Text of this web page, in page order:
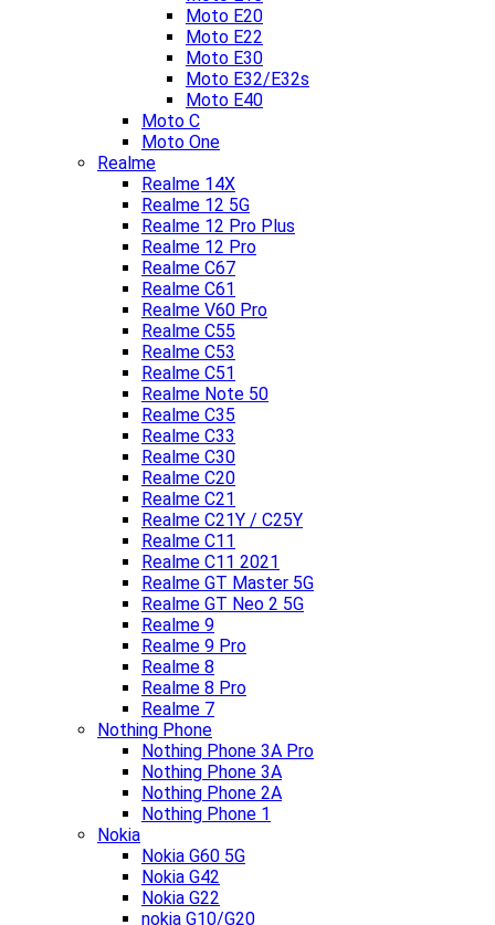
Moto E20
Moto E22
Moto E30
Moto E32/E32s
Moto E40
Moto C
Moto One
Realme
Realme 14X
Realme 12 5G
Realme 12 Pro Plus
Realme 12 Pro
Realme C67
Realme C61
Realme V60 Pro
Realme C55
Realme C53
Realme C51
Realme Note 50
Realme C35
Realme C33
Realme C30
Realme C20
Realme C21
Realme C21Y / C25Y
Realme C11
Realme C11 2021
Realme GT Master 5G
Realme GT Neo 2 5G
Realme 9
Realme 9 Pro
Realme 8
Realme 8 Pro
Realme 7
Nothing Phone
Nothing Phone 3A Pro
Nothing Phone 3A
Nothing Phone 2A
Nothing Phone 1
Nokia
Nokia G60 5G
Nokia G42
Nokia G22
nokia G10/G20